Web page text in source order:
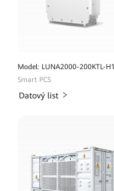
Model: LUNA2000-200KTL-H1
Smart PCS
Datový list